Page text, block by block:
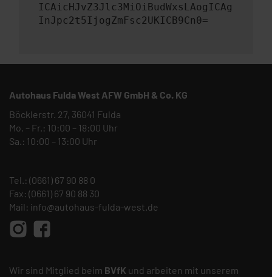
ICAicHJvZ3Jlc3MiOiBudWxsLAogICAg
InJpc2t5IjogZmFsc2UKICB9Cn0=
Autohaus Fulda West AFW GmbH & Co. KG
Böcklerstr. 27, 36041 Fulda
Mo. – Fr.: 10:00 – 18:00 Uhr
Sa.: 10:00 – 13:00 Uhr
Tel.: (0661) 67 90 88 0
Fax: (0661) 67 90 88 30
Mail: info@autohaus-fulda-west.de
Wir sind Mitglied beim BVfK und arbeiten mit unserem